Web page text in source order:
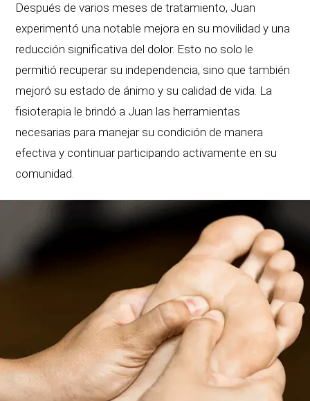
Después de varios meses de tratamiento, Juan
experimentó una notable mejora en su movilidad y una
reducción significativa del dolor. Esto no solo le
permitió recuperar su independencia, sino que también
mejoró su estado de ánimo y su calidad de vida. La
fisioterapia le brindó a Juan las herramientas
necesarias para manejar su condición de manera
efectiva y continuar participando activamente en su
comunidad.